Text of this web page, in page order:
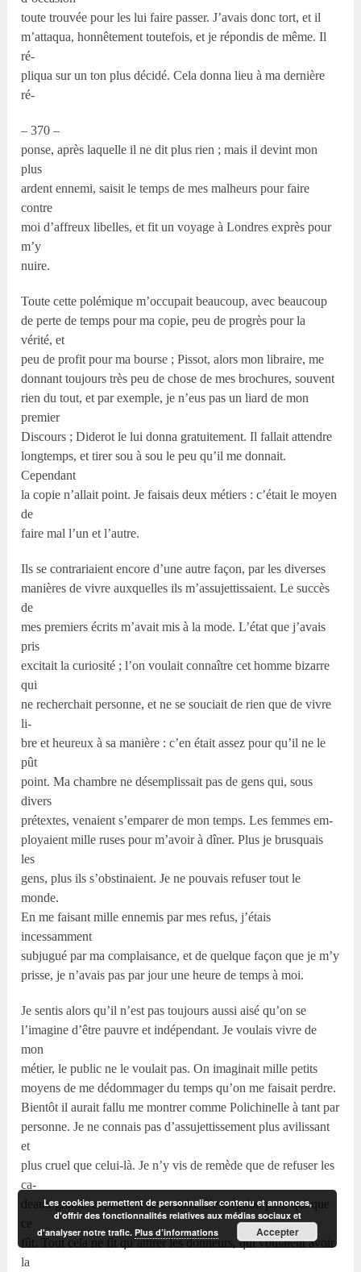
toute trouvée pour les lui faire passer. J’avais donc tort, et il
m’attaqua, honnêtement toutefois, et je répondis de même. Il
ré-
pliqua sur un ton plus décidé. Cela donna lieu à ma dernière
ré-
– 370 –
ponse, après laquelle il ne dit plus rien ; mais il devint mon
plus
ardent ennemi, saisit le temps de mes malheurs pour faire
contre
moi d’affreux libelles, et fit un voyage à Londres exprès pour
m’y
nuire.
Toute cette polémique m’occupait beaucoup, avec beaucoup
de perte de temps pour ma copie, peu de progrès pour la
vérité, et
peu de profit pour ma bourse ; Pissot, alors mon libraire, me
donnant toujours très peu de chose de mes brochures, souvent
rien du tout, et par exemple, je n’eus pas un liard de mon
premier
Discours ; Diderot le lui donna gratuitement. Il fallait attendre
longtemps, et tirer sou à sou le peu qu’il me donnait.
Cependant
la copie n’allait point. Je faisais deux métiers : c’était le moyen
de
faire mal l’un et l’autre.
Ils se contrariaient encore d’une autre façon, par les diverses
manières de vivre auxquelles ils m’assujettissaient. Le succès
de
mes premiers écrits m’avait mis à la mode. L’état que j’avais
pris
excitait la curiosité ; l’on voulait connaître cet homme bizarre
qui
ne recherchait personne, et ne se souciait de rien que de vivre
li-
bre et heureux à sa manière : c’en était assez pour qu’il ne le
pût
point. Ma chambre ne désemplissait pas de gens qui, sous
divers
prétextes, venaient s’emparer de mon temps. Les femmes em-
ployaient mille ruses pour m’avoir à dîner. Plus je brusquais
les
gens, plus ils s’obstinaient. Je ne pouvais refuser tout le
monde.
En me faisant mille ennemis par mes refus, j’étais
incessamment
subjugué par ma complaisance, et de quelque façon que je m’y
prisse, je n’avais pas par jour une heure de temps à moi.
Je sentis alors qu’il n’est pas toujours aussi aisé qu’on se
l’imagine d’être pauvre et indépendant. Je voulais vivre de
mon
métier, le public ne le voulait pas. On imaginait mille petits
moyens de me dédommager du temps qu’on me faisait perdre.
Bientôt il aurait fallu me montrer comme Polichinelle à tant par
personne. Je ne connais pas d’assujettissement plus avilissant
et
plus cruel que celui-là. Je n’y vis de remède que de refuser les
ca-
deaux grands et petits et de ne faire d’exception pour qui que
ce
fût. Tout cela ne fit qu’attirer les donneurs, qui voulaient avoir
la
Les cookies permettent de personnaliser contenu et annonces,
d'offrir des fonctionnalités relatives aux médias sociaux et
d'analyser notre trafic.Plus d’informations Accepter